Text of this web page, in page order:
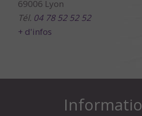
69006 Lyon
Tél. 04 78 52 52 52
+ d'infos